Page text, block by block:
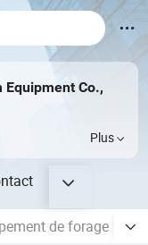
Co.,
Plus
de forage